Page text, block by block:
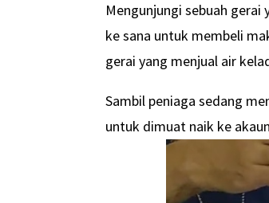
Mengunjungi sebuah
ke sana untuk membeli
gerai yang menjual air
Sambil peniaga sedang
untuk dimuat naik ke